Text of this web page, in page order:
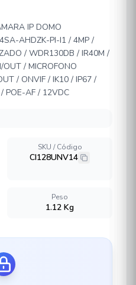
IP DOMO
AHDZK-PI-I1 / 4MP /
/ WDR130DB / IR40M /
/ MICROFONO
/ ONVIF / IK10 / IP67 /
POE-AF / 12VDC
SKU / Código
CI128UNV14
Peso
1.12 Kg